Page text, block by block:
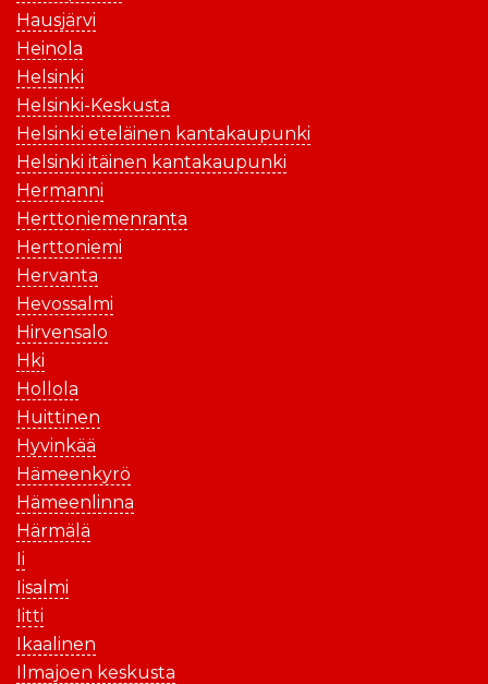
Hausjärvi
Heinola
Helsinki
Helsinki-Keskusta
Helsinki eteläinen kantakaupunki
Helsinki itäinen kantakaupunki
Hermanni
Herttoniemenranta
Herttoniemi
Hervanta
Hevossalmi
Hirvensalo
Hki
Hollola
Huittinen
Hyvinkää
Hämeenkyrö
Hämeenlinna
Härmälä
Ii
Iisalmi
Iitti
Ikaalinen
Ilmajoen keskusta